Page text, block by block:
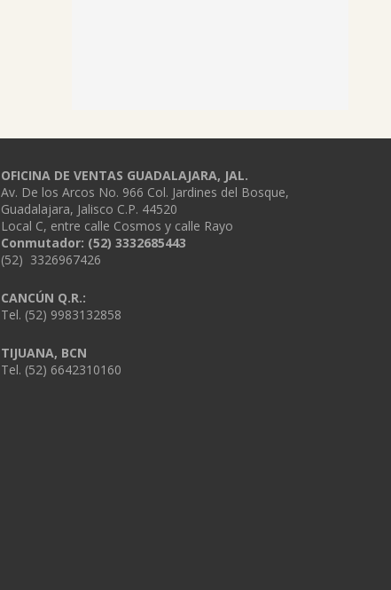
OFICINA DE VENTAS GUADALAJARA, JAL.
Av. De los Arcos No. 966 Col. Jardines del Bosque,
Guadalajara, Jalisco C.P. 44520
Local C, entre calle Cosmos y calle Rayo
Conmutador: (52) 3332685443
(52) 3326967426
CANCÚN Q.R.:
Tel. (52) 9983132858
TIJUANA, BCN
Tel. (52) 6642310160